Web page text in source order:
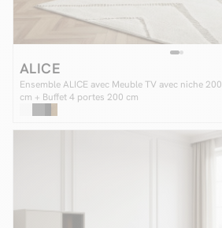
ALICE
Ensemble ALICE avec Meuble TV avec niche 200
cm + Buffet 4 portes 200 cm